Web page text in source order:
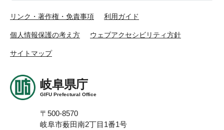
リンク・著作権・免責事項 利用ガイド
個人情報保護の考え方 ウェブアクセシビリティ方針
サイトマップ
岐阜県庁
GIFU Prefectural Office
〒500-8570
岐阜市薮田南2丁目1番1号